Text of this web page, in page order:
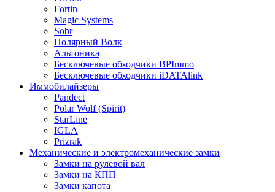
Fortin
Magic Systems
Sobr
Полярный Волк
Альтоника
Бесключевые обходчики BPImmo
Бесключевые обходчики iDATAlink
Иммобилайзеры
Pandect
Polar Wolf (Spirit)
StarLine
IGLA
Prizrak
Механические и электромеханические замки
Замки на рулевой вал
Замки на КПП
Замки капота